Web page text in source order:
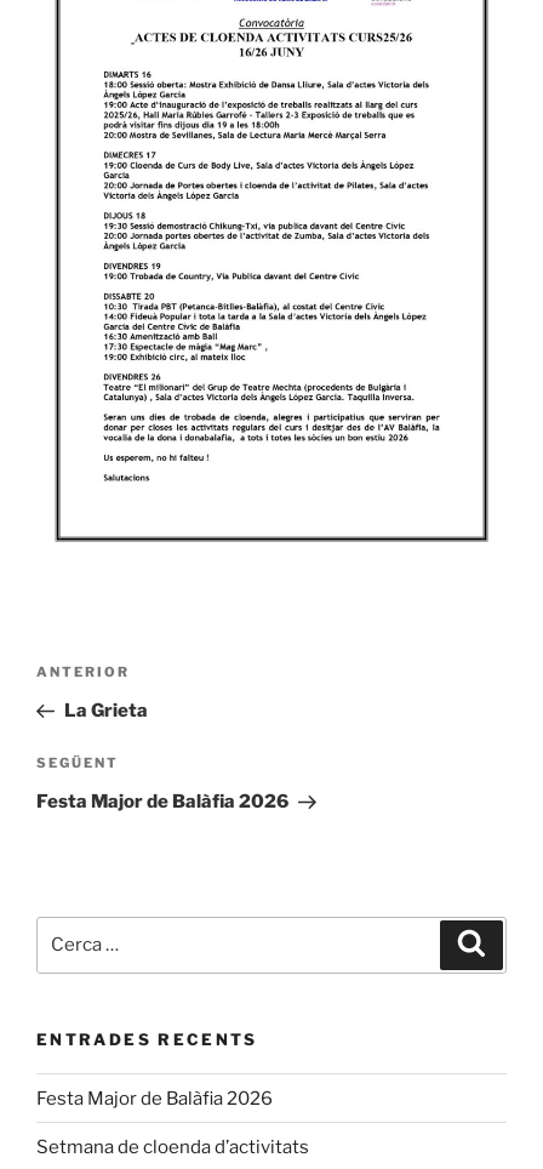
Navegació
Entrada
anterior
ANTERIOR
La Grieta
Entrada
següent
SEGÜENT
Festa Major de Balàfia 2026
ENTRADES RECENTS
Festa Major de Balàfia 2026
Setmana de cloenda d’activitats